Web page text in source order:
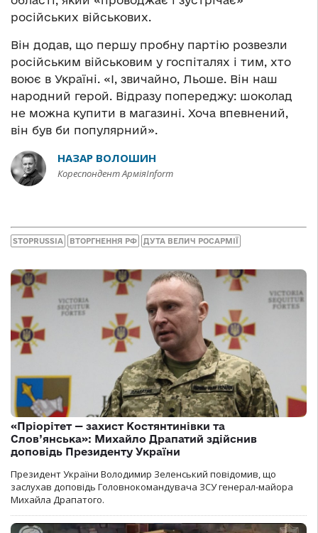
російських військових.
Він додав, що першу пробну партію розвезли
російським військовим у госпіталях і тим, хто
воює в Україні. «І, звичайно, Льоше. Він наш
народний герой. Відразу попереджу: шоколад
не можна купити в магазині. Хоча впевнений,
він був би популярний».
НАЗАР ВОЛОШИН
Кореспондент АрміяInform
STOPRUSSIA ВТОРГНЕННЯ РФ ДУТА ВЕЛИЧ РОСАРМІЇ
«Пріорітет — захист Костянтинівки та
Слов’янська»: Михайло Драпатий здійснив
доповідь Президенту України
Президент України Володимир Зеленський повідомив, що
заслухав доповідь Головнокомандувача ЗСУ генерал-майора
Михайла Драпатого.